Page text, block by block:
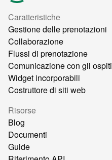
Caratteristiche
Gestione delle prenotazioni
Collaborazione
Flussi di prenotazione
Comunicazione con gli ospiti
Widget incorporabili
Costruttore di siti web
Risorse
Blog
Documenti
Guide